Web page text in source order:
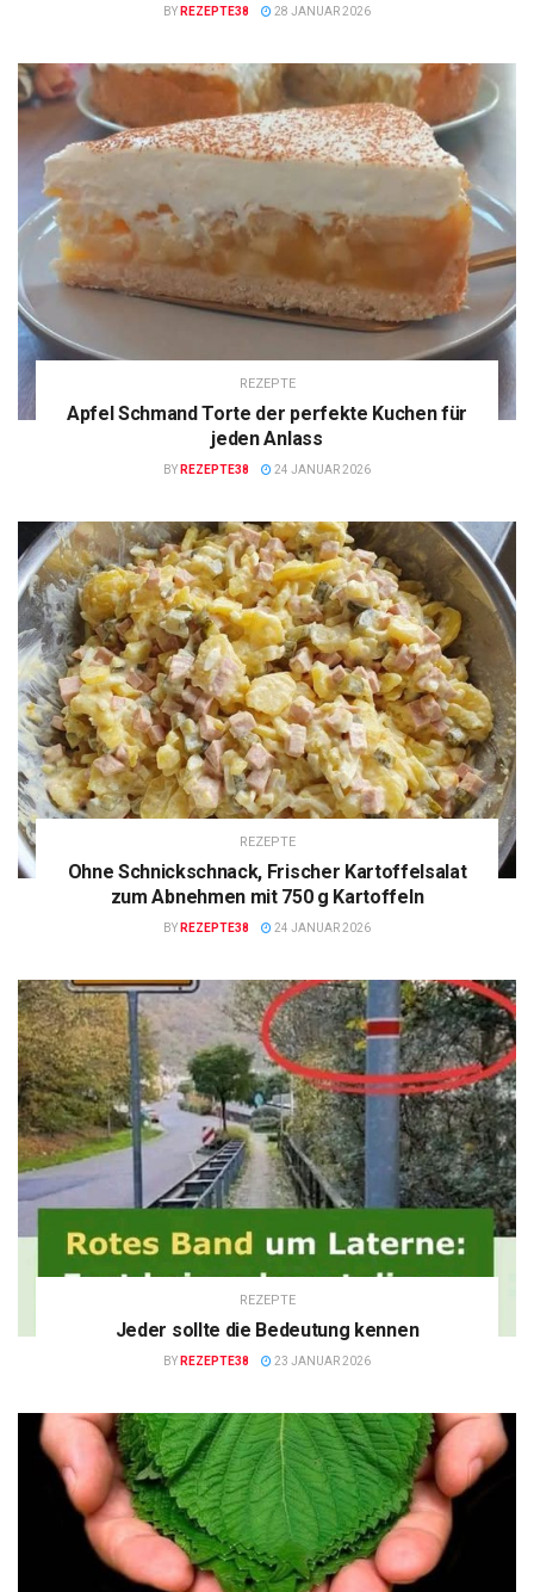
BY REZEPTE38 28 JANUAR 2026
REZEPTE
Apfel Schmand Torte der perfekte Kuchen für
jeden Anlass
BY REZEPTE38 24 JANUAR 2026
REZEPTE
Ohne Schnickschnack, Frischer Kartoffelsalat
zum Abnehmen mit 750 g Kartoffeln
BY REZEPTE38 24 JANUAR 2026
REZEPTE
Jeder sollte die Bedeutung kennen
BY REZEPTE38 23 JANUAR 2026